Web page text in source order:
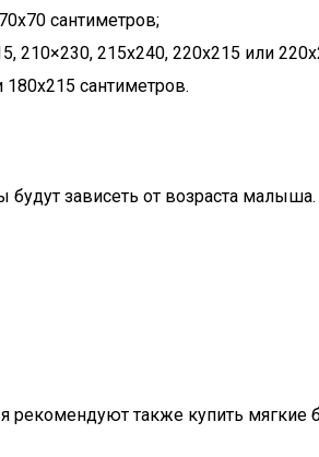
сантиметров;
210×230, 215х240, 220х215 или
сантиметров.
будут зависеть от возраста
рекомендуют также купить